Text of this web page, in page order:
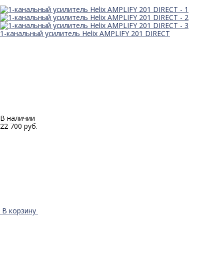
1-канальный усилитель Helix AMPLIFY 201 DIRECT
В наличии
22 700 руб.
В корзину